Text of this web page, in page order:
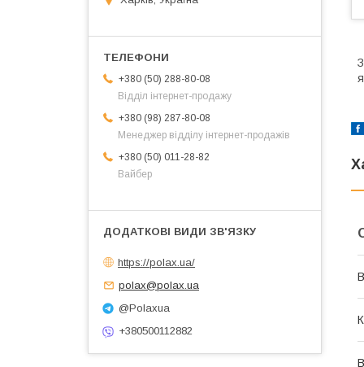
+380 (50) 288-80-08
Відділ інтернет-продажу
+380 (98) 287-80-08
Менеджер відділу інтернет-продажів
+380 (50) 011-28-82
Вайбер
https://polax.ua/
polax@polax.ua
@Polaxua
+380500112882